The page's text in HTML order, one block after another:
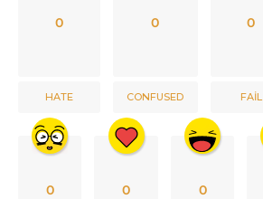
0
HATE
0
CONFUSED
0
FAIL
0 0 0